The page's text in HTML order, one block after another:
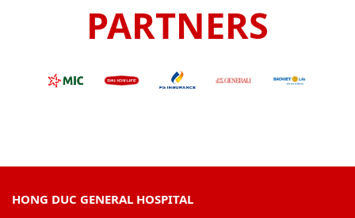
PARTNERS
HONG DUC GENERAL HOSPITAL